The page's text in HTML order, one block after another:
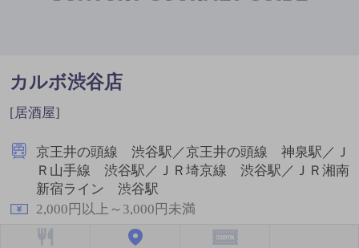
カルボ渋谷店
[居酒屋]
京王井の頭線 渋谷駅／京王井の頭線 神泉駅／Ｊ
Ｒ山手線 渋谷駅／ＪＲ埼京線 渋谷駅／ＪＲ湘南
新宿ライン 渋谷駅
2,000円以上～3,000円未満